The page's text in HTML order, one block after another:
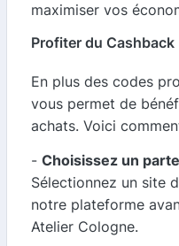
maximiser vos
Profiter du Cashback
En plus des codes
vous permet de
achats. Voici
- Choisissez un
Sélectionnez un site
notre plateforme
Atelier Cologne.